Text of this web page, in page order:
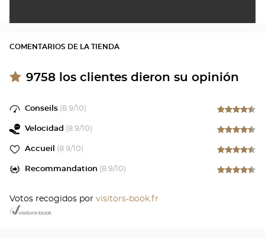
COMENTARIOS DE LA TIENDA
9758 los clientes dieron su opinión
Conseils (8.9/10)
Velocidad (8.9/10)
Accueil (8.9/10)
Recommandation (8.9/10)
Votos recogidos por visitors-book.fr